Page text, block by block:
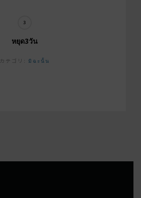
หยุด3วัน
カテゴリ: มิฉะนั้น